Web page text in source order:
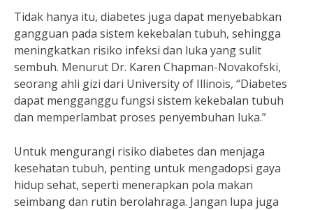
Tidak hanya itu, diabetes juga dapat menyebabkan
gangguan pada sistem kekebalan tubuh, sehingga
meningkatkan risiko infeksi dan luka yang sulit
sembuh. Menurut Dr. Karen Chapman-Novakofski,
seorang ahli gizi dari University of Illinois, “Diabetes
dapat mengganggu fungsi sistem kekebalan tubuh
dan memperlambat proses penyembuhan luka.”
Untuk mengurangi risiko diabetes dan menjaga
kesehatan tubuh, penting untuk mengadopsi gaya
hidup sehat, seperti menerapkan pola makan
seimbang dan rutin berolahraga. Jangan lupa juga